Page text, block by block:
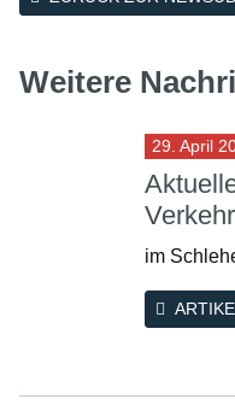
Weitere
29. April
im